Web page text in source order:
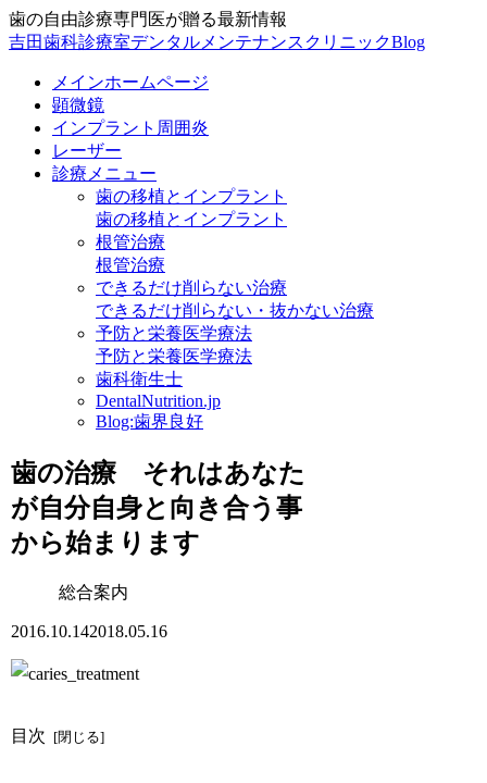
歯の自由診療専門医が贈る最新情報
吉田歯科診療室デンタルメンテナンスクリニックBlog
メインホームページ
顕微鏡
インプラント周囲炎
レーザー
診療メニュー
歯の移植とインプラント
歯の移植とインプラント
根管治療
根管治療
できるだけ削らない治療
できるだけ削らない・抜かない治療
予防と栄養医学療法
予防と栄養医学療法
歯科衛生士
DentalNutrition.jp
Blog:歯界良好
歯の治療 それはあなた
が自分自身と向き合う事
から始まります
総合案内
2016.10.142018.05.16
目次